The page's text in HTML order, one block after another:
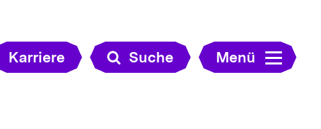
Karriere Suche Menü